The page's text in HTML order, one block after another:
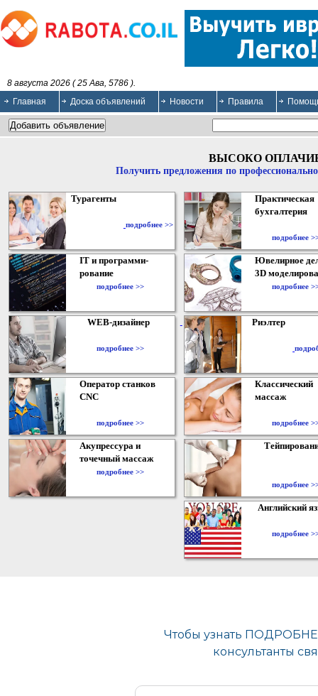
8 августа 2026 ( 25 Ава, 5786 ).
Главная
Доска объявлений Новости Правила
ВЫСОКО
Получить предложения по
Турагенты
подробнее >>
Практическая
бухгалтерия
подробнее
IT и программи-
рование
подробнее >>
Ювелирное
3D
подробнее
WEB-дизайнер
подробнее >>
Риэлтер
Оператор станков
CNC
подробнее >>
Классический
массаж
подробнее
Акупрессура и
точечный массаж
подробнее >>
подробнее
Английский
подробнее